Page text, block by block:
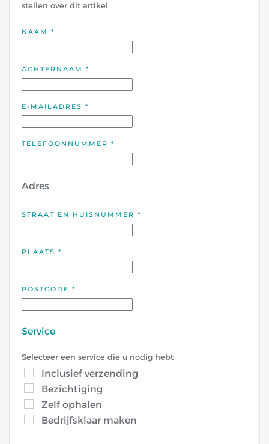
stellen over dit artikel
NAAM *
ACHTERNAAM *
E-MAILADRES *
TELEFOONNUMMER *
Adres
STRAAT EN HUISNUMMER *
PLAATS *
POSTCODE *
Service
Selecteer een service die u nodig hebt
Inclusief verzending
Bezichtiging
Zelf ophalen
Bedrijfsklaar maken